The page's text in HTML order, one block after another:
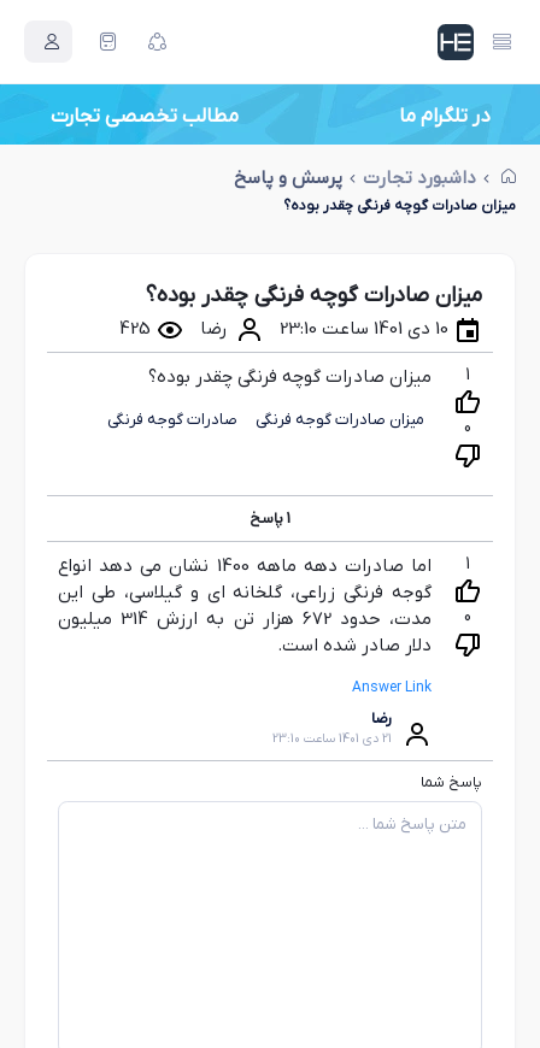
در تلگرام ما مطالب تخصصی تجارت
داشبورد تجارت پرسش و پاسخ
میزان صادرات گوچه فرنگی چقدر بوده؟
میزان صادرات گوچه فرنگی چقدر بوده؟
10 دی 1401 ساعت 23:10 رضا 425
1
0
میزان صادرات گوچه فرنگی چقدر بوده؟
میزان صادرات گوجه فرنگی صادرات گوجه فرنگی
1پاسخ
1
0
اما صادرات دهه ماهه 1400 نشان می دهد انواع
گوجه فرنگی زراعی، گلخانه ای و گیلاسی، طی این
مدت، حدود 672 هزار تن به ارزش 314 میلیون
دلار صادر شده است.
Answer Link
رضا
21 دی 1401 ساعت 23:10
پاسخ شما